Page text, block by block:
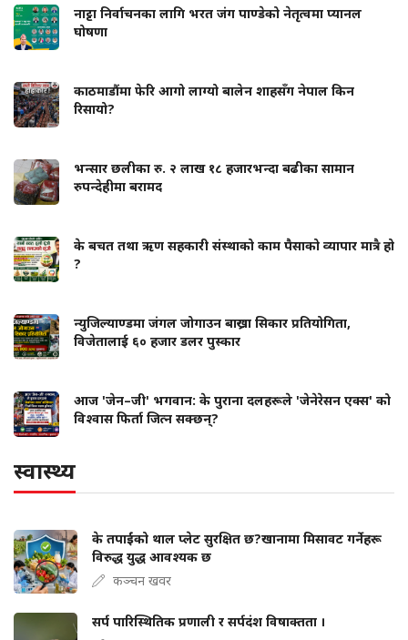
नाट्टा निर्वाचनका लागि भरत जंग पाण्डेको नेतृत्वमा प्यानल
घोषणा
काठमाडौंमा फेरि आगो लाग्यो बालेन शाहसँग नेपाल किन
रिसायो?
भन्सार छलीका रु. २ लाख १८ हजारभन्दा बढीका सामान
रुपन्देहीमा बरामद
के बचत तथा ऋण सहकारी संस्थाको काम पैसाको व्यापार मात्रै हो
?
न्युजिल्याण्डमा जंगल जोगाउन बाख्रा सिकार प्रतियोगिता,
विजेतालाई ६० हजार डलर पुस्कार
आज 'जेन–जी' भगवान: के पुराना दलहरूले 'जेनेरेसन एक्स' को
विश्वास फिर्ता जित्न सक्छन्?
स्वास्थ्य
के तपाईंको थाल प्लेट सुरक्षित छ?खानामा मिसावट गर्नेहरू
विरुद्ध युद्ध आवश्यक छ
कञ्चन खवर
सर्प पारिस्थितिक प्रणाली र सर्पदंश विषाक्तता ।